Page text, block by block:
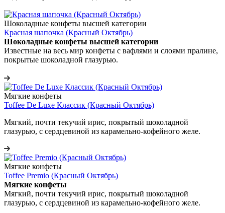
Шоколадные конфеты высшей категории
Красная шапочка (Красный Октябрь)
Шоколадные конфеты высшей категории
Известные на весь мир конфеты с вафлями и слоями пралине,
покрытые шоколадной глазурью.
Мягкие конфеты
Toffee De Luxe Классик (Красный Октябрь)
Мягкий, почти текучий ирис, покрытый шоколадной
глазурью, с сердцевиной из карамельно‑кофейного желе.
Мягкие конфеты
Toffee Premio (Красный Октябрь)
Мягкие конфеты
Мягкий, почти текучий ирис, покрытый шоколадной
глазурью, с сердцевиной из карамельно‑кофейного желе.